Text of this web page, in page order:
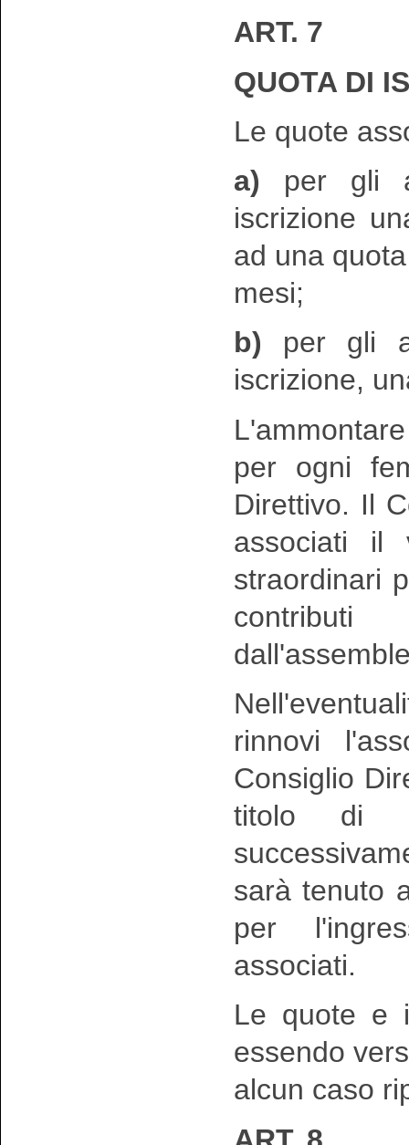
ART. 7
QUOTA DI
Le quote
a) per gli
iscrizione
ad una
mesi;
b) per gli
iscrizione,
per ogni
Direttivo. Il
associati il
straordinari
contributi
rinnovi
Consiglio
titolo di
sarà tenuto
per
associati.
Le quote e
essendo
alcun caso